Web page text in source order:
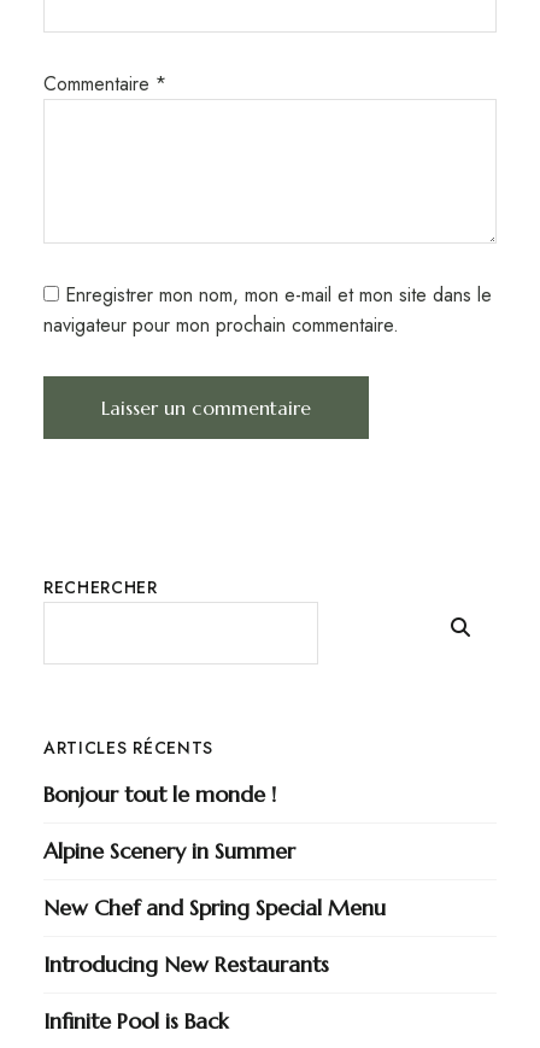
Commentaire *
Enregistrer mon nom, mon e-mail et mon site dans le
navigateur pour mon prochain commentaire.
RECHERCHER
ARTICLES RÉCENTS
Bonjour tout le monde !
Alpine Scenery in Summer
New Chef and Spring Special Menu
Introducing New Restaurants
Infinite Pool is Back